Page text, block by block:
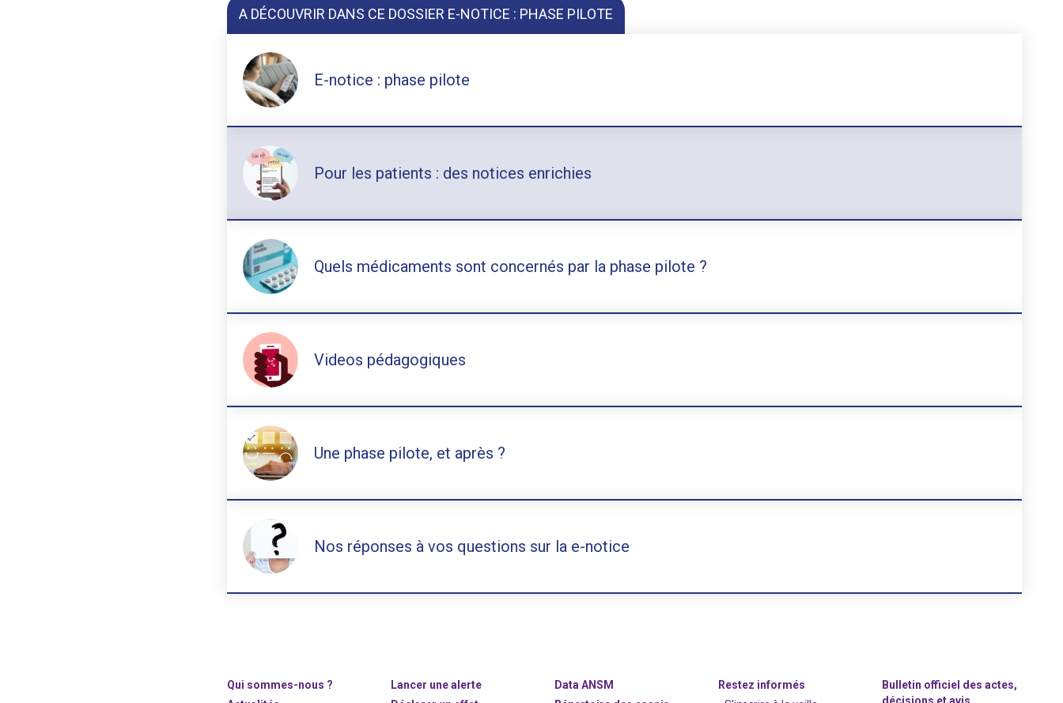
A DÉCOUVRIR DANS CE DOSSIER E-NOTICE : PHASE PILOTE
E-notice : phase pilote
Pour les patients : des notices enrichies
Quels médicaments sont concernés par la phase pilote ?
Videos pédagogiques
Une phase pilote, et après ?
Nos réponses à vos questions sur la e-notice
Qui sommes-nous ?
Lancer une alerte
Data ANSM
Restez informés
Bulletin officiel des actes,